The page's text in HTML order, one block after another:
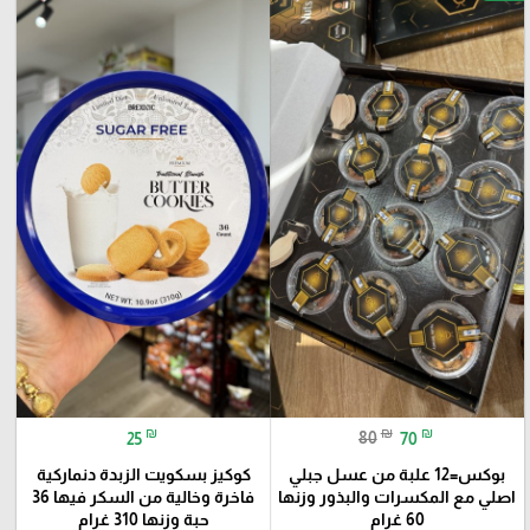
80 ₪ 70 ₪
بوكس=12 علبة من عسل جبلي
اصلي مع المكسرات والبذور وزنها
60 غرام
25 ₪
كوكيز بسكويت الزبدة دنماركية
فاخرة وخالية من السكر فيها 36
حبة وزنها 310 غرام